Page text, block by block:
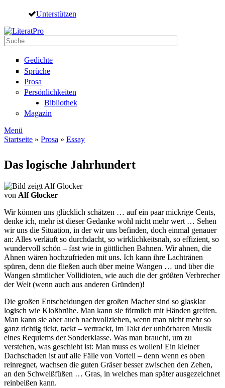
Direkt zum Inhalt
Unterstützen
Suche
Gedichte
Sprüche
Prosa
Persönlichkeiten
Bibliothek
Magazin
Menü
Startseite » Prosa » Essay
Das logische Jahrhundert
von Alf Glocker
Wir können uns glücklich schätzen … auf ein paar mickrige Cents,
denke ich, mehr ist dieser Gedanke wohl nicht mehr wert … Sehen
wir uns die Situation, in der wir uns befinden, doch einmal genauer
an: Alles verläuft so durchdacht, so wirklichkeitsnah, so effizient, so
wundervoll schön – fast wie in göttlichen Bahnen. Wir ahnen, die
Ahnen wären hochzufrieden mit uns. Ich kann ihre Lachtränen
spüren, denn die fließen auch über meine Wangen … und über die
Wangen sämtlicher Vollidioten, wie auch die der größten Verbrecher
der Welt (wenn auch aus anderen Gründen)!
Die großen Entscheidungen der großen Macher sind so glasklar
logisch wie Kloßbrühe. Man kann sie förmlich mit Händen greifen.
Man kann sie aber auch nachvollziehen, wenn man nicht mehr so
ganz richtig tickt, tackt – vertrackt, im Takt der unhörbaren Musik
eines Requiems der Sonderklasse. Was man braucht, um zu
verstehen, was geschieht ist: Man muss es wollen! Ein kleiner
Dachschaden ist auf alle Fälle von Vorteil – denn wenn es oben
reinregnet, wachsen die guten Gräser besser zwischen den Zehen,
an den Schweißfüßen … Gras, in welches man später ausgezeichnet
reinbeißen kann.